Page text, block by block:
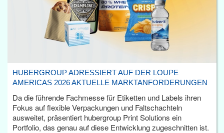
HUBERGROUP ADRESSIERT AUF DER LOUPE
AMERICAS 2026 AKTUELLE MARKTANFORDERUNGEN
Da die führende Fachmesse für Etiketten und Labels ihren
Fokus auf flexible Verpackungen und Faltschachteln
ausweitet, präsentiert hubergroup Print Solutions ein
Portfolio, das genau auf diese Entwicklung zugeschnitten ist.